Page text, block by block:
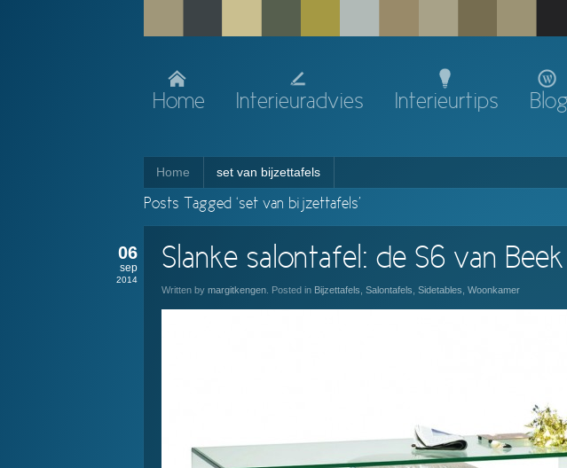
Home Interieuradvies Interieurtips Blog
Home set van bijzettafels
Posts Tagged ‘set van bijzettafels’
06
sep
2014
Slanke salontafel: de S6 van
Written by margitkengen . Posted in Bijzettafels Salontafels Sidetables Woonkamer